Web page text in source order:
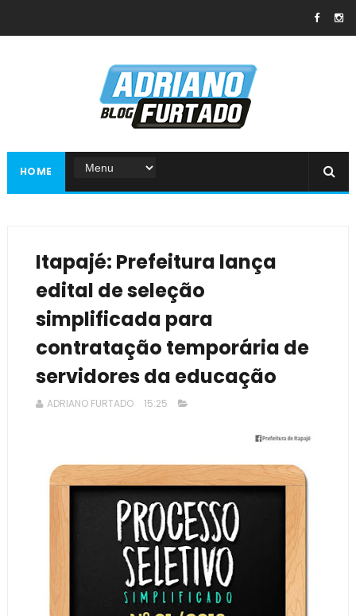
HOME
Itapajé: Prefeitura lança
edital de seleção
simplificada para
contratação temporária de
servidores da educação
ADRIANO FURTADO 15:25